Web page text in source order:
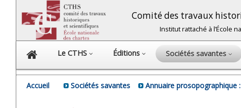
Comité des travaux
Institut rattaché à l’École
Le CTHS Éditions Sociétés savantes
Accueil Sociétés savantes Annuaire prosopographique